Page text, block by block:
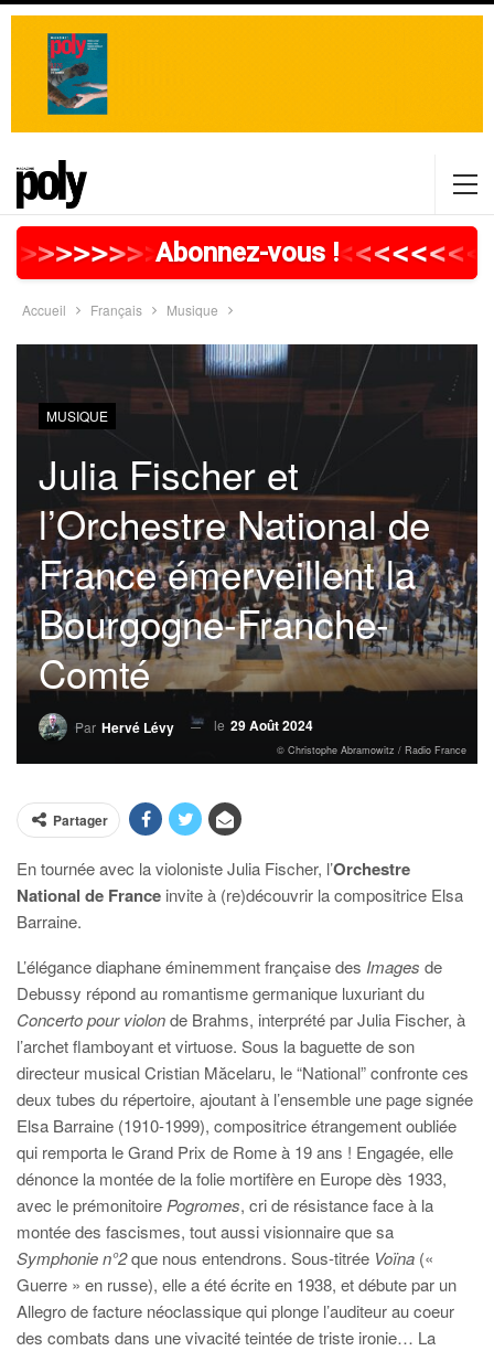
>>>>>>>>>>>>>>>>>
Abonnez-vous !<<<<<<<<
Accueil Français Musique
MUSIQUE
Julia Fischer et
l’Orchestre National de
France émerveillent la
Bourgogne-Franche-
Comté
Par Hervé Lévy le 29 Août 2024
© Christophe Abramowitz / Radio France
Partager
En tournée avec la violoniste Julia Fischer, l’Orchestre
National de France invite à (re)découvrir la compositrice Elsa
Barraine.
L’élégance diaphane éminemment française des Images de
Debussy répond au romantisme germanique luxuriant du
Concerto pour violonde Brahms, interprété par Julia Fischer, à
l’archet flamboyant et virtuose. Sous la baguette de son
directeur musical Cristian Măcelaru, le “National” confronte ces
deux tubes du répertoire, ajoutant à l’ensemble une page signée
Elsa Barraine (1910-1999), compositrice étrangement oubliée
qui remporta le Grand Prix de Rome à 19 ans ! Engagée, elle
dénonce la montée de la folie mortifère en Europe dès 1933,
avec le prémonitoire Pogromes, cri de résistance face à la
montée des fascismes, tout aussi visionnaire que sa
Symphonie n°2que nous entendrons. Sous-titrée Voïna («
Guerre » en russe), elle a été écrite en 1938, et débute par un
Allegro de facture néoclassique qui plonge l’auditeur au coeur
des combats dans une vivacité teintée de triste ironie… La